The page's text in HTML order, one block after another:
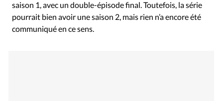
saison 1, avec un double-épisode final. Toutefois, la série
pourrait bien avoir une saison 2, mais rien n’a encore été
communiqué en ce sens.